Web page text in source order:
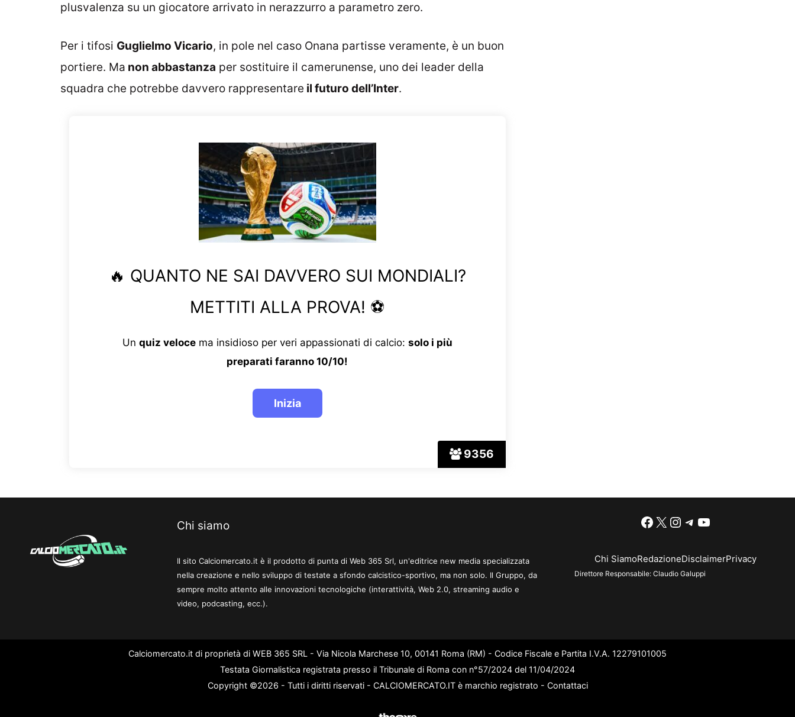
plusvalenza su un giocatore arrivato in nerazzurro a parametro zero.
Per i tifosi Guglielmo Vicario, in pole nel caso Onana partisse veramente, è un buon
portiere. Ma non abbastanza per sostituire il camerunense, uno dei leader della
squadra che potrebbe davvero rappresentare il futuro dell’Inter.
9356
🔥 QUANTO NE SAI DAVVERO SUI MONDIALI?
METTITI ALLA PROVA! ⚽
Un quiz velocema insidioso per veri appassionati di calcio: solo i più
preparati faranno 10/10!
Chi siamo
Il sito Calciomercato.it è il prodotto di punta di Web 365 Srl, un'editrice new media specializzata
nella creazione e nello sviluppo di testate a sfondo calcistico-sportivo, ma non solo. Il Gruppo, da
sempre molto attento alle innovazioni tecnologiche (interattività, Web 2.0, streaming audio e
video, podcasting, ecc.).
Facebook
X Instagram
Telegram
YouTube
Chi SiamoRedazioneDisclaimerPrivacy
Direttore Responsabile: Claudio Galuppi
Calciomercato.it di proprietà di WEB 365 SRL - Via Nicola Marchese 10, 00141 Roma (RM) - Codice Fiscale e Partita I.V.A. 12279101005
Testata Giornalistica registrata presso il Tribunale di Roma con n°57/2024 del 11/04/2024
Copyright ©2026 - Tutti i diritti riservati - CALCIOMERCATO.IT è marchio registrato - Contattaci